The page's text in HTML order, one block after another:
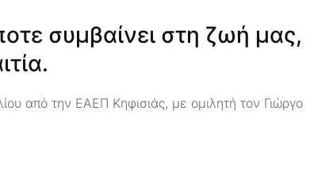
συμβαίνει στη ζωή μας,
από την ΕΑΕΠ Κηφισιάς, με ομιλητή τον Γιώργο